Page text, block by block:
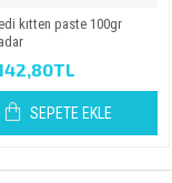
kitten paste 100gr
SEPETE EKLE